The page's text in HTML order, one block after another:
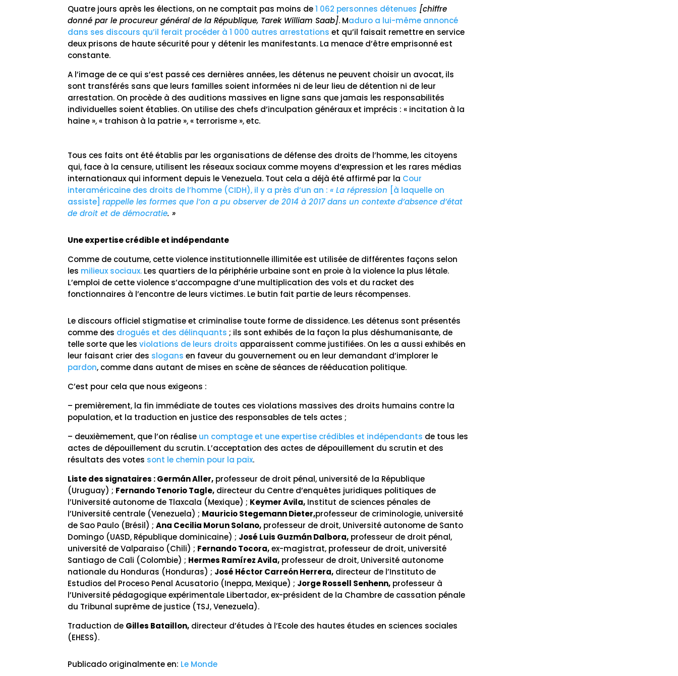
Quatre jours après les élections, on ne comptait pas moins de1 062 personnes détenues [chiffre
donné par le procureur général de la République, Tarek William Saab]. Maduro a lui-même annoncé
dans ses discours qu’il ferait procéder à 1 000 autres arrestations et qu’il faisait remettre en service
deux prisons de haute sécurité pour y détenir les manifestants. La menace d’être emprisonné est
constante.
A l’image de ce qui s’est passé ces dernières années, les détenus ne peuvent choisir un avocat, ils
sont transférés sans que leurs familles soient informées ni de leur lieu de détention ni de leur
arrestation. On procède à des auditions massives en ligne sans que jamais les responsabilités
individuelles soient établies. On utilise des chefs d’inculpation généraux et imprécis : « incitation à la
haine », « trahison à la patrie », « terrorisme », etc.
Tous ces faits ont été établis par les organisations de défense des droits de l’homme, les citoyens
qui, face à la censure, utilisent les réseaux sociaux comme moyens d’expression et les rares médias
internationaux qui informent depuis le Venezuela. Tout cela a déjà été affirmé par la Cour
interaméricaine des droits de l’homme (CIDH), il y a près d’un an :« La répression
[à laquelle on
assiste]rappelle les formes que l’on a pu observer de 2014 à 2017 dans un contexte d’absence d’état
de droit et de démocratie. »
Une expertise crédible et indépendante
Comme de coutume, cette violence institutionnelle illimitée est utilisée de différentes façons selon
les milieux sociaux. Les quartiers de la périphérie urbaine sont en proie à la violence la plus létale.
L’emploi de cette violence s’accompagne d’une multiplication des vols et du racket des
fonctionnaires à l’encontre de leurs victimes. Le butin fait partie de leurs récompenses.
Le discours officiel stigmatise et criminalise toute forme de dissidence. Les détenus sont présentés
comme des drogués et des délinquants ; ils sont exhibés de la façon la plus déshumanisante, de
telle sorte que lesviolations de leurs droits apparaissent comme justifiées. On les a aussi exhibés en
leur faisant crier des slogans en faveur du gouvernement ou en leur demandant d’implorer le
pardon, comme dans autant de mises en scène de séances de rééducation politique.
C’est pour cela que nous exigeons :
– premièrement, la fin immédiate de toutes ces violations massives des droits humains contre la
population, et la traduction en justice des responsables de tels actes ;
– deuxièmement, que l’on réalise un comptage et une expertise crédibles et indépendants de tous les
actes de dépouillement du scrutin. L’acceptation des actes de dépouillement du scrutin et des
résultats des votes sont le chemin pour la paix.
Liste des signataires : Germán Aller, professeur de droit pénal, université de la République
(Uruguay) ; Fernando Tenorio Tagle, directeur du Centre d’enquêtes juridiques politiques de
l’Université autonome de Tlaxcala (Mexique) ; Keymer Avila, Institut de sciences pénales de
l’Université centrale (Venezuela) ; Mauricio Stegemann Dieter,professeur de criminologie, université
de Sao Paulo (Brésil) ;Ana Cecilia Morun Solano, professeur de droit, Université autonome de Santo
Domingo (UASD, République dominicaine) ; José Luis Guzmán Dalbora, professeur de droit pénal,
université de Valparaiso (Chili) ; Fernando Tocora,ex-magistrat, professeur de droit, université
Santiago de Cali (Colombie) ; Hermes Ramírez Avila, professeur de droit, Université autonome
nationale du Honduras (Honduras) ; José Héctor Carreón Herrera, directeur de l’Instituto de
Estudios del Proceso Penal Acusatorio (Ineppa, Mexique) ; Jorge Rossell Senhenn, professeur à
l’Université pédagogique expérimentale Libertador, ex-président de la Chambre de cassation pénale
du Tribunal suprême de justice (TSJ, Venezuela).
Traduction de Gilles Bataillon, directeur d’études à l’Ecole des hautes études en sciences sociales
(EHESS).
Publicado originalmente en: Le Monde